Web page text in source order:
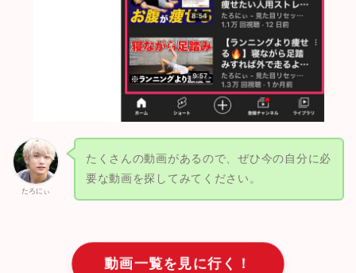
たろにぃ
たくさんの動画があるので、ぜひ今の自分に必
要な動画を探してみてください。
動画一覧を見に行く！